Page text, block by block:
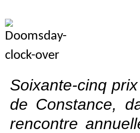
Soixante‑cinq
de Constance,
rencontre